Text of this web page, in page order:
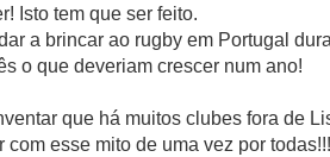
Isto tem que ser feito.
a brincar ao rugby em Portugal
o que deveriam crescer num ano!
que há muitos clubes fora de
com esse mito de uma vez por todas!!!